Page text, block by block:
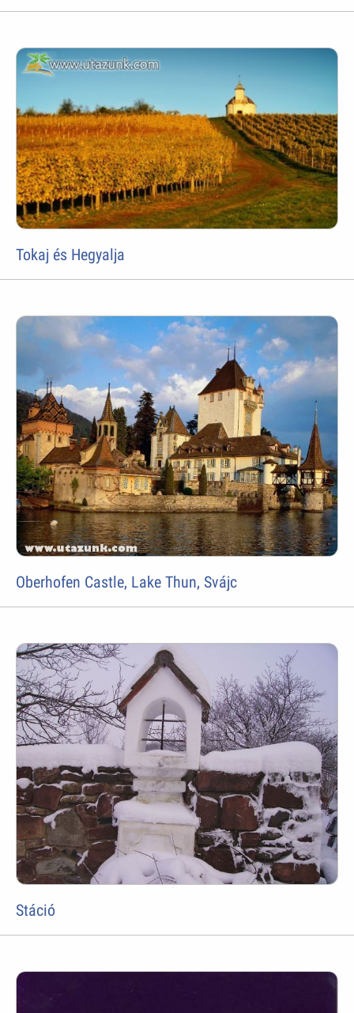
Tokaj és Hegyalja
Oberhofen Castle, Lake Thun, Svájc
Stáció